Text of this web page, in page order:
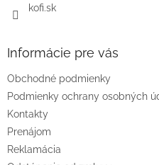
kofi.sk
Informácie pre vás
Obchodné podmienky
Podmienky ochrany osobných
Kontakty
Prenájom
Reklamácia